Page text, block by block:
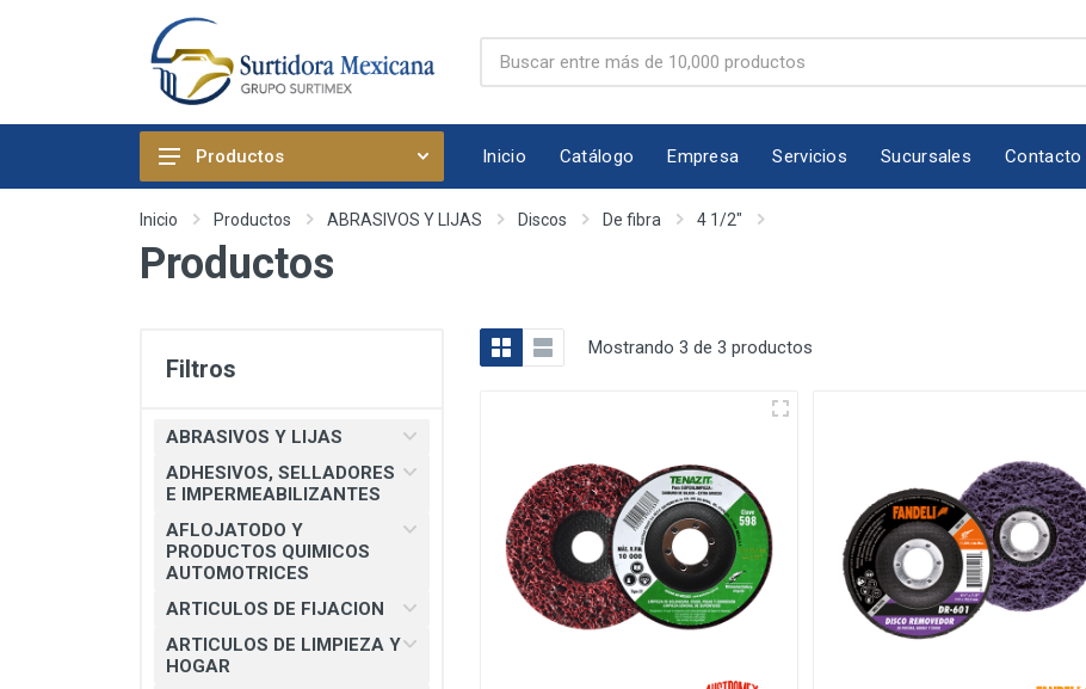
ABRASIVOS Y LIJAS
ADHESIVOS, SELLADORES E
IMPERMEABILIZANTES
ARTICULOS DE FIJACION
HOGAR
BOMBAS, PRESURIZADORES Y
REGADERA ELECTRICA
CHAPAS Y HERRAJES
ESCALERAS
Productos Inicio Catálogo Empresa Servicios Sucursales Contacto
Inicio Productos ABRASIVOS Y LIJAS Discos De fibra 4 1/2"
Productos
Filtros
ABRASIVOS Y LIJAS
ADHESIVOS, SELLADORES
E IMPERMEABILIZANTES
AFLOJATODO Y
PRODUCTOS QUIMICOS
AUTOMOTRICES
ARTICULOS DE FIJACION
ARTICULOS DE LIMPIEZA Y
HOGAR
Mostrando 3 de 3 productos